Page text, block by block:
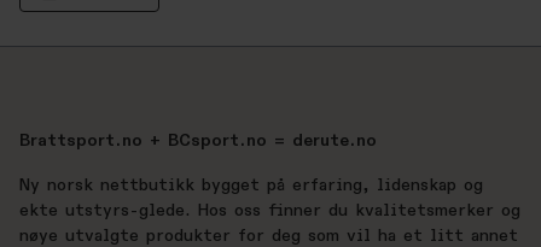
Brattsport.no + BCsport.no = derute.no
Ny norsk nettbutikk bygget på erfaring, lidenskap og
ekte utstyrs-glede. Hos oss finner du kvalitetsmerker og
nøye utvalgte produkter for deg som vil ha et litt annet